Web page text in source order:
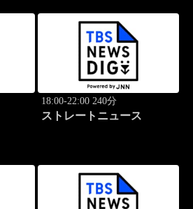
18:00-22:00 240分
ストレートニュース